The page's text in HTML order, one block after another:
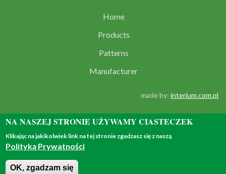
Home
Products
Patterns
Manufacturer
made by: interium.com.pl
© 2018 - all rights reserved
NA NASZEJ STRONIE UŻYWAMY CIASTECZEK
Klikając na jakikolwiek link na tej stronie zgadzasz się z naszą
Polityką Prywatności
OK, zgadzam się